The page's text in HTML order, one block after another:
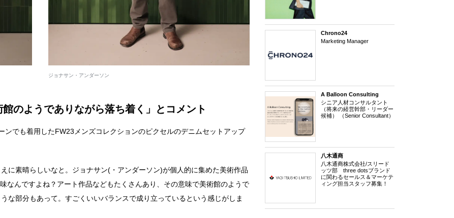
ジョナサン・アンダーソン
のようでありながら落ち着く」とコメント
でも着用したFW23メンズコレクションのピクセルのデニムセットアップ
に素晴らしいなと。ジョナサン(・アンダーソン)が個人的に集めた美術作品
なんですよね？アート作品などもたくさんあり、その意味で美術館のようで
な部分もあって。すごくいいバランスで成り立っているという感じがしま
Chrono24
Marketing Manager
A Balloon Consulting
シニア人材コンサルタント
（将来の経営幹部・リーダー
候補） （Senior Consultant）
八木通商
八木通商株式会社/スリード
ッツ部 three dotsブランド
に関わるセールス＆マーケテ
ィング担当スタッフ募集！